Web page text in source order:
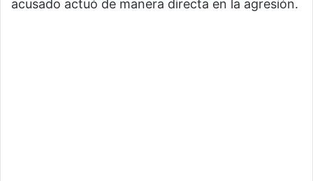
acusado actuó de manera directa en la agresión.